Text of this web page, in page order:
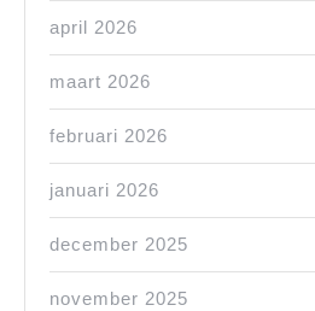
april 2026
maart 2026
februari 2026
januari 2026
december 2025
november 2025